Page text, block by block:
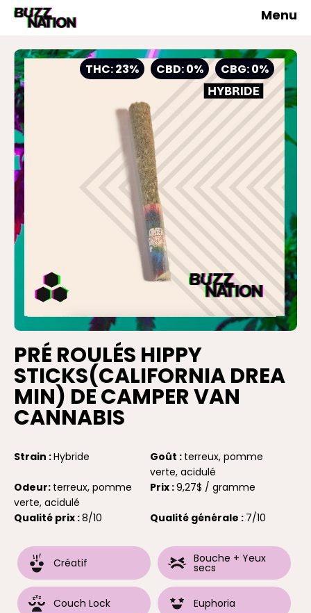
Menu
THC: 23% CBD: 0% CBG: 0%
PRÉ ROULÉS HIPPY
STICKS(CALIFORNIA DREA
MIN) DE CAMPER VAN
CANNABIS
Strain :Hybride Goût : terreux, pomme
verte, acidulé
Odeur: terreux, pomme
verte, acidulé
Prix :9,27$ / gramme
Qualité prix :8/10 Qualité générale : 7/10
Créatif Bouche + Yeux
secs
Couch Lock Euphoria